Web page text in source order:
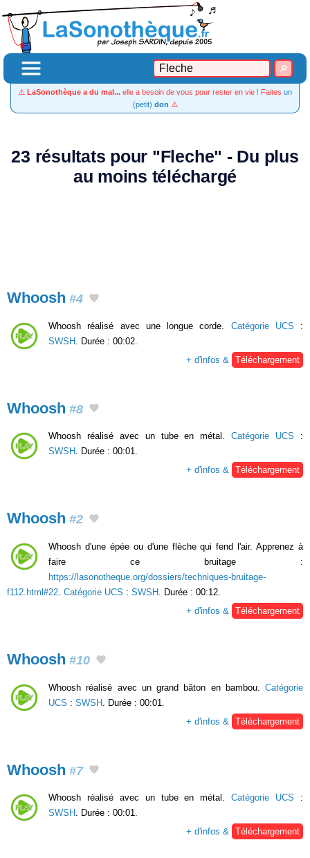
⚠️ LaSonothèque a du mal... elle a besoin de vous pour rester en vie ! Faites un
(petit) don ⚠️
23 résultats pour "Fleche" - Du plus
au moins téléchargé
Whoosh #4
Whoosh réalisé avec une longue corde. Catégorie UCS :
SWSH . Durée : 00:02.
+ d'infos &
Téléchargement
Whoosh #8
Whoosh réalisé avec un tube en métal.Catégorie UCS :
SWSH . Durée : 00:01.
+ d'infos & Téléchargement
Whoosh #2
Whoosh d'une épée ou d'une flèche qui fend l'air. Apprenez à
faire ce bruitage :
https://lasonotheque.org/dossiers/techniques-bruitage-
f112.html#22 Catégorie UCS : SWSH
. Durée : 00:12.
+ d'infos &
Téléchargement
Whoosh #10
Whoosh réalisé avec un grand bâton en bambou. Catégorie
UCS : SWSH . Durée : 00:01.
+ d'infos &
Téléchargement
Whoosh #7
Whoosh réalisé avec un tube en métal.Catégorie UCS :
SWSH . Durée : 00:01.
+ d'infos & Téléchargement